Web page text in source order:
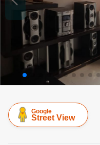
Google
Street View